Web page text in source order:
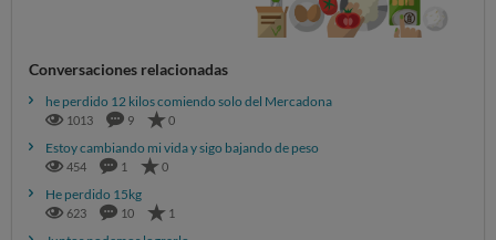
Conversaciones relacionadas
he perdido 12 kilos comiendo solo del Mercadona
1013 9 0
Estoy cambiando mi vida y sigo bajando de peso
454 1 0
He perdido 15kg
623 10 1